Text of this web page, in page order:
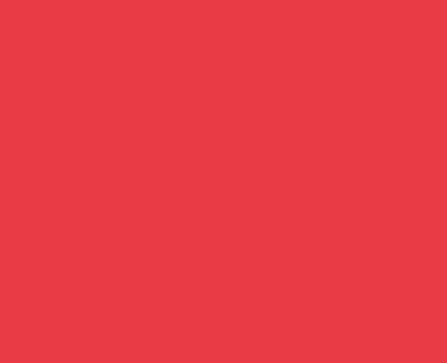
despachó a Sala
aumentar en cinco personas respectivamente
Seguridad, que consideró la presentación de